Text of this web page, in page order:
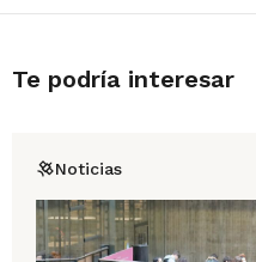
Te podría interesar
Noticias